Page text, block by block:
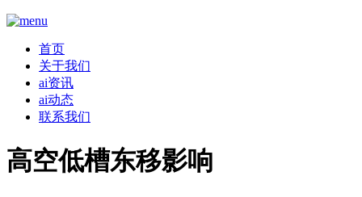
首页
关于我们
ai资讯
ai动态
联系我们
高空低槽东移影响